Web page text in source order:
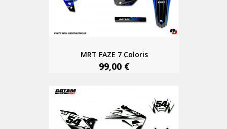
MRT FAZE 7 Coloris
99,00 €